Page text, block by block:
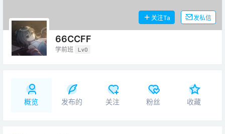
66CCFF
学前班 Lv0
关注Ta 发私信
概览 发布的 关注 粉丝 收藏